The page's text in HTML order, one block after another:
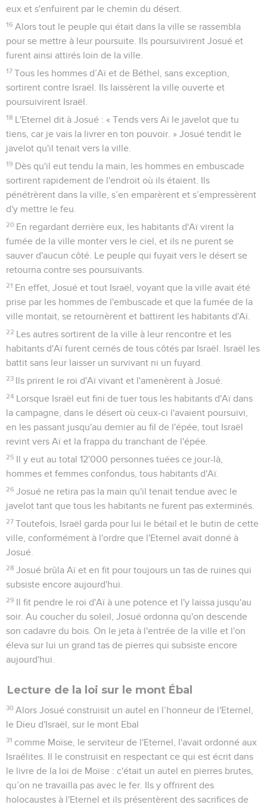
eux et s'enfuirent par le chemin du désert.
16 Alors tout le peuple qui était dans la ville se rassembla
pour se mettre à leur poursuite. Ils poursuivirent Josué et
furent ainsi attirés loin de la ville.
17 Tous les hommes d’Aï et de Béthel, sans exception,
sortirent contre Israël. Ils laissèrent la ville ouverte et
poursuivirent Israël.
18 L'Eternel dit à Josué : « Tends vers Aï le javelot que tu
tiens, car je vais la livrer en ton pouvoir. » Josué tendit le
javelot qu'il tenait vers la ville.
19 Dès qu'il eut tendu la main, les hommes en embuscade
sortirent rapidement de l'endroit où ils étaient. Ils
pénétrèrent dans la ville, s’en emparèrent et s’empressèrent
d'y mettre le feu.
20 En regardant derrière eux, les habitants d'Aï virent la
fumée de la ville monter vers le ciel, et ils ne purent se
sauver d'aucun côté. Le peuple qui fuyait vers le désert se
retourna contre ses poursuivants.
21 En effet, Josué et tout Israël, voyant que la ville avait été
prise par les hommes de l'embuscade et que la fumée de la
ville montait, se retournèrent et battirent les habitants d'Aï.
22 Les autres sortirent de la ville à leur rencontre et les
habitants d'Aï furent cernés de tous côtés par Israël. Israël les
battit sans leur laisser un survivant ni un fuyard.
23 Ils prirent le roi d'Aï vivant et l'amenèrent à Josué.
24 Lorsque Israël eut fini de tuer tous les habitants d'Aï dans
la campagne, dans le désert où ceux-ci l'avaient poursuivi,
en les passant jusqu'au dernier au fil de l'épée, tout Israël
revint vers Aï et la frappa du tranchant de l'épée.
25 Il y eut au total 12'000 personnes tuées ce jour-là,
hommes et femmes confondus, tous habitants d'Aï.
26 Josué ne retira pas la main qu'il tenait tendue avec le
javelot tant que tous les habitants ne furent pas exterminés.
27 Toutefois, Israël garda pour lui le bétail et le butin de cette
ville, conformément à l'ordre que l'Eternel avait donné à
Josué.
28 Josué brûla Aï et en fit pour toujours un tas de ruines qui
subsiste encore aujourd'hui.
29 Il fit pendre le roi d'Aï à une potence et l'y laissa jusqu'au
soir. Au coucher du soleil, Josué ordonna qu'on descende
son cadavre du bois. On le jeta à l'entrée de la ville et l'on
éleva sur lui un grand tas de pierres qui subsiste encore
aujourd'hui.
Lecture de la loi sur le mont Ébal
30 Alors Josué construisit un autel en l’honneur de l'Eternel,
le Dieu d'Israël, sur le mont Ebal
31 comme Moïse, le serviteur de l'Eternel, l'avait ordonné aux
Israélites. Il le construisit en respectant ce qui est écrit dans
le livre de la loi de Moïse : c'était un autel en pierres brutes,
qu’on ne travailla pas avec le fer. Ils y offrirent des
holocaustes à l'Eternel et ils présentèrent des sacrifices de